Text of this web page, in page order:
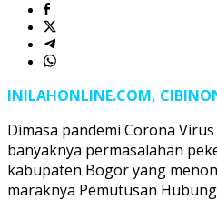
INILAHONLINE.COM,
Dimasa pandemi Corona
banyaknya permasalahan
kabupaten Bogor yang
maraknya Pemutusan